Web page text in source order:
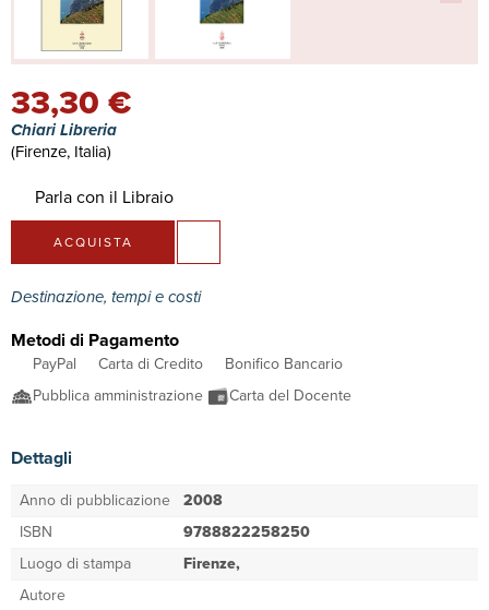
33,30 €
Chiari Libreria
(Firenze, Italia)
Parla con il Libraio
ACQUISTA
Destinazione, tempi e costi
Metodi di Pagamento
PayPal Carta di Credito
Bonifico Bancario
Pubblica amministrazione
Carta del Docente
Dettagli
Anno di pubblicazione 2008
ISBN
9788822258250
Luogo di stampa
Firenze,
Autore